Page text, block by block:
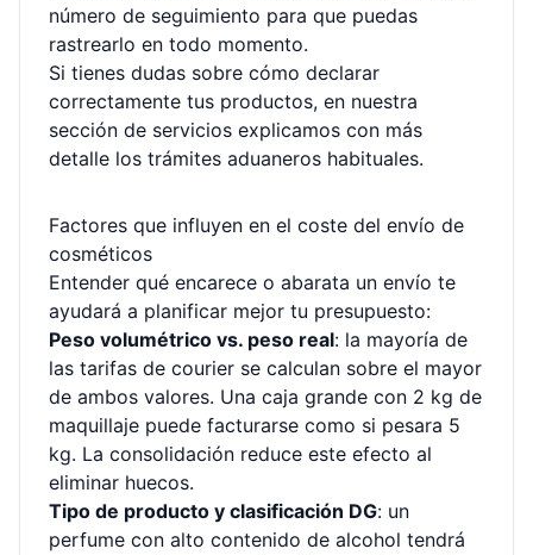
número de seguimiento para que puedas
rastrearlo en todo momento.
Si tienes dudas sobre cómo declarar
correctamente tus productos, en nuestra
sección de servicios explicamos con más
detalle los trámites aduaneros habituales.
Factores que influyen en el coste del envío de
cosméticos
Entender qué encarece o abarata un envío te
ayudará a planificar mejor tu presupuesto:
Peso volumétrico vs. peso real: la mayoría de
las tarifas de courier se calculan sobre el mayor
de ambos valores. Una caja grande con 2 kg de
maquillaje puede facturarse como si pesara 5
kg. La consolidación reduce este efecto al
eliminar huecos.
Tipo de producto y clasificación DG: un
perfume con alto contenido de alcohol tendrá